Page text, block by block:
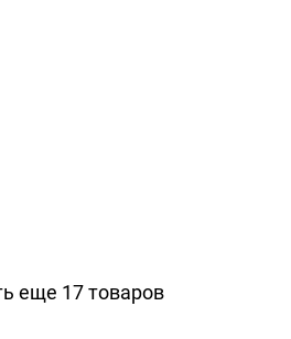
еще 17 товаров